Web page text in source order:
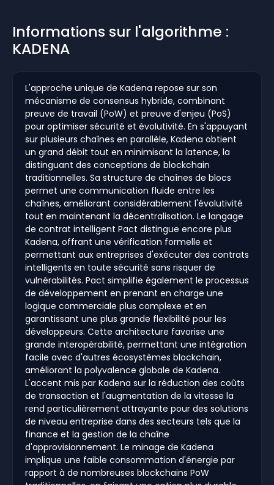
Informations sur l'algorithme :
KADENA
L'approche unique de Kadena repose sur son
mécanisme de consensus hybride, combinant
preuve de travail (PoW) et preuve d'enjeu (PoS)
pour optimiser sécurité et évolutivité. En s'appuyant
sur plusieurs chaînes en parallèle, Kadena obtient
un grand débit tout en minimisant la latence, la
distinguant des conceptions de blockchain
traditionnelles. Sa structure de chaînes de blocs
permet une communication fluide entre les
chaînes, améliorant considérablement l'évolutivité
tout en maintenant la décentralisation. Le langage
de contrat intelligent Pact distingue encore plus
Kadena, offrant une vérification formelle et
permettant aux entreprises d'exécuter des contrats
intelligents en toute sécurité sans risquer de
vulnérabilités. Pact simplifie également le processus
de développement en prenant en charge une
logique commerciale plus complexe et en
garantissant une plus grande flexibilité pour les
développeurs. Cette architecture favorise une
grande interopérabilité, permettant une intégration
facile avec d'autres écosystèmes blockchain,
améliorant la polyvalence globale de Kadena.
L'accent mis par Kadena sur la réduction des coûts
de transaction et l'augmentation de la vitesse la
rend particulièrement attrayante pour des solutions
de niveau entreprise dans des secteurs tels que la
finance et la gestion de la chaîne
d'approvisionnement. Le minage de Kadena
implique une faible consommation d'énergie par
rapport à de nombreuses blockchains PoW